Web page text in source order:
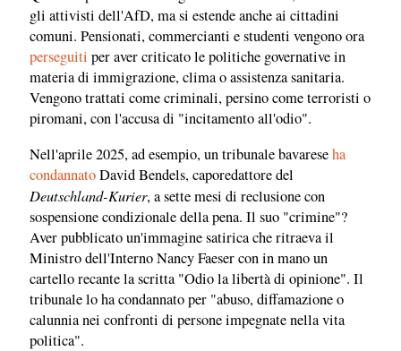
gli attivisti dell'AfD, ma si estende anche ai cittadini
comuni. Pensionati, commercianti e studenti vengono ora
perseguiti per aver criticato le politiche governative in
materia di immigrazione, clima o assistenza sanitaria.
Vengono trattati come criminali, persino come terroristi o
piromani, con l'accusa di "incitamento all'odio".
Nell'aprile 2025, ad esempio, un tribunale bavareseha
condannatoDavid Bendels, caporedattore del
Deutschland-Kurier, a sette mesi di reclusione con
sospensione condizionale della pena. Il suo "crimine"?
Aver pubblicato un'immagine satirica che ritraeva il
Ministro dell'Interno Nancy Faeser con in mano un
cartello recante la scritta "Odio la libertà di opinione". Il
tribunale lo ha condannato per "abuso, diffamazione o
calunnia nei confronti di persone impegnate nella vita
politica".